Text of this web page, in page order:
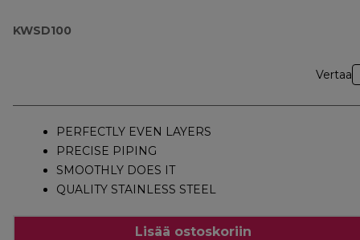
KWSD100
Vertaa
PERFECTLY EVEN LAYERS
PRECISE PIPING
SMOOTHLY DOES IT
QUALITY STAINLESS STEEL
Lisää ostoskoriin